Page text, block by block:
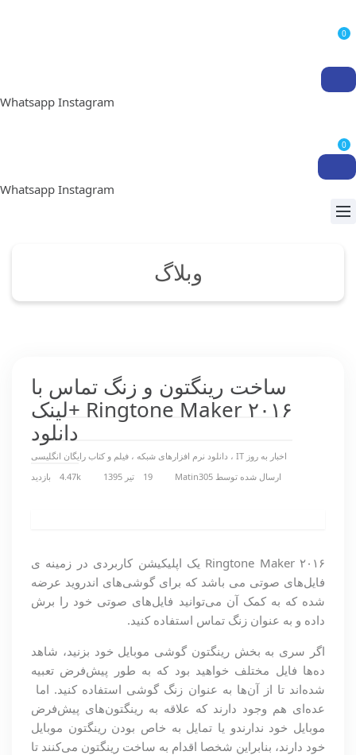
0
Whatsapp Instagram
0
Whatsapp Instagram
وبلاگ
ساخت رینگتون و زنگ تماس با
Ringtone Maker ۲۰۱۶ +لینک
دانلود
اخبار به روز IT ، دانلود نرم افزارهای شبکه ، فیلم و کتاب رایگان انگلیسی
ارسال شده توسط Matin305 19 تیر 1395 4.47k بازدید
Ringtone Maker ۲۰۱۶ یک اپلیکیشن کاربردی در زمینه ی
فایل‌های صوتی می باشد که برای گوشی‌های اندروید عرضه
شده که به کمک آن می‌توانید فایل‌های صوتی خود را برش
داده و به عنوان زنگ تماس استفاده کنید.
اگر سری به بخش رینگتون گوشی موبایل خود بزنید، شاهد
ده‌ها فایل مختلف خواهید بود که به طور پیش‌فرض تعبیه
شده‌اند تا از آن‌ها به عنوان زنگ گوشی استفاده کنید. اما
عده‌ای هم وجود دارند که علاقه به رینگتون‌های پیش‌فرض
موبایل خود ندارندو یا تمایل به خاص بودن رینگتون موبایل
خود دارند، بنابراین شخصا اقدام به ساخت رینگتون می‌کنند تا